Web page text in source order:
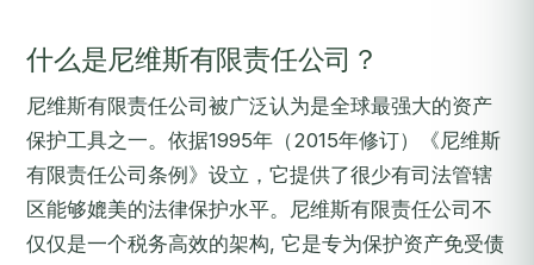
什么是尼维斯有限责任公司？
尼维斯有限责任公司被广泛认为是全球最强大的资产
保护工具之一。依据1995年（2015年修订）《尼维斯
有限责任公司条例》设立，它提供了很少有司法管辖
区能够媲美的法律保护水平。尼维斯有限责任公司不
仅仅是一个税务高效的架构, 它是专为保护资产免受债